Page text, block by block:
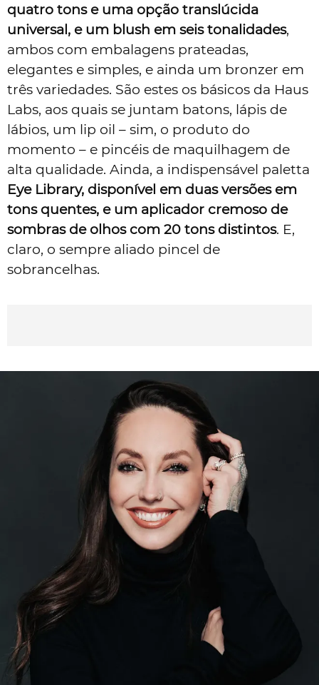
quatro tons e uma opção translúcida
universal, e um blush em seis tonalidades,
ambos com embalagens prateadas,
elegantes e simples, e ainda um bronzer em
três variedades. São estes os básicos da Haus
Labs, aos quais se juntam batons, lápis de
lábios, um lip oil – sim, o produto do
momento – e pincéis de maquilhagem de
alta qualidade. Ainda, a indispensável paletta
Eye Library, disponível em duas versões em
tons quentes, e um aplicador cremoso de
sombras de olhos com 20 tons distintos. E,
claro, o sempre aliado pincel de
sobrancelhas.